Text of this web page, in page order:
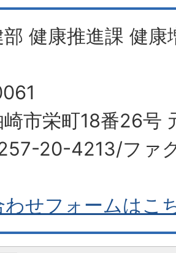
健康推進課 健康
崎市栄町18番26号
20-4213/ファ
わせフォームはこ